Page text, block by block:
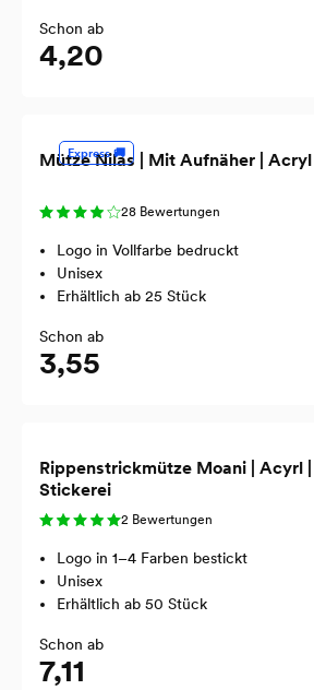
Schon ab
4,20
Express 🚚
Mütze Nilas | Mit Aufnäher | Acryl
28 Bewertungen
Logo in Vollfarbe bedruckt
Unisex
Erhältlich ab 25 Stück
Schon ab
3,55
Rippenstrickmütze Moani | Acyrl |
Stickerei
2 Bewertungen
Logo in 1–4 Farben bestickt
Unisex
Erhältlich ab 50 Stück
Schon ab
7,11